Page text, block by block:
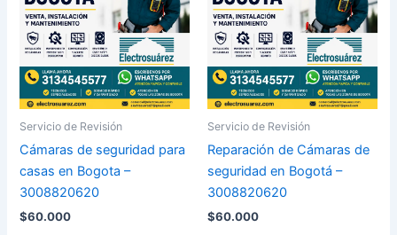
Servicio de Revisión
Cámaras de seguridad para
casas en Bogota –
3008820620
$60.000
Servicio de Revisión
Reparación de Cámaras de
seguridad en Bogotá –
3008820620
$60.000